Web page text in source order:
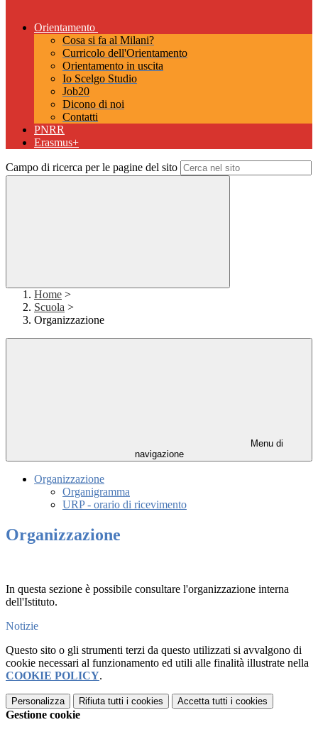
Orientamento
Cosa si fa al Milani?
Curricolo dell'Orientamento
Orientamento in uscita
Io Scelgo Studio
Job20
Dicono di noi
Contatti
PNRR
Erasmus+
Campo di ricerca per le pagine del sito
Home >
Scuola >
Organizzazione
Menu di
navigazione
Organizzazione
Organigramma
URP - orario di ricevimento
Organizzazione
In questa sezione è possibile consultare l'organizzazione interna
dell'Istituto.
Notizie
Questo sito o gli strumenti terzi da questo utilizzati si avvalgono di
cookie necessari al funzionamento ed utili alle finalità illustrate nella
COOKIE POLICY.
Personalizza Rifiuta tutti i cookies Accetta tutti i cookies
Gestione cookie